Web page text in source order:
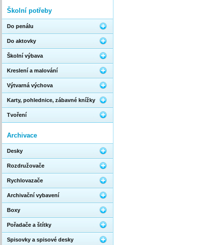
Školní potřeby
Do penálu
Do aktovky
Školní výbava
Kreslení a malování
Výtvarná výchova
Karty, pohlednice, zábavné knížky
Tvoření
Archivace
Desky
Rozdružovače
Rychlovazače
Archivační vybavení
Boxy
Pořadače a štítky
Spisovky a spisové desky